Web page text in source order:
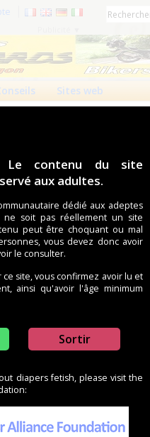
Le contenu du site
aux adultes.
dédié aux adeptes
ne soit pas réellement un site
peut être choquant ou mal
vous devez donc avoir
le consulter.
site, vous confirmez avoir lu et
ainsi qu'avoir l'âge minimum
Sortir
diapers fetish, please visit the
Sites web
Publicité ▼